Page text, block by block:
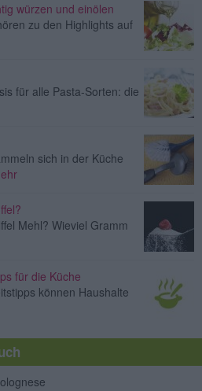
würzen und einölen
zu den Highlights auf
für alle Pasta-Sorten: die
sich in der Küche
Mehl? Wieviel Gramm
für die Küche
können Haushalte